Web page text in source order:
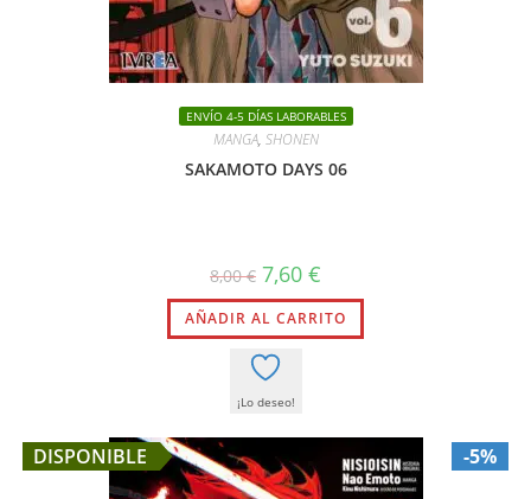
ENVÍO 4-5 DÍAS LABORABLES
MANGA, SHONEN
SAKAMOTO DAYS 06
8,00€ El
precio
original
era:
8,00 €.
7,60 €
actual
es:
7,60 €.
AÑADIR AL CARRITO
¡Lo deseo!
DISPONIBLE -5%